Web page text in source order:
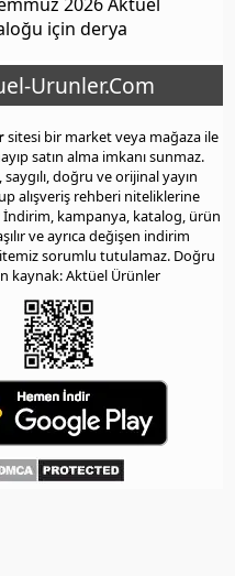
2026 Aktüel
için derya
Urunler.Com
sitesi bir market veya mağaza ile
satın alma imkanı sunmaz.
doğru ve orijinal yayın
alışveriş rehberi niteliklerine
İndirim, kampanya, katalog, ürün
ve ayrıca değişen indirim
sorumlu tutulamaz. Doğru
kaynak: Aktüel Ürünler